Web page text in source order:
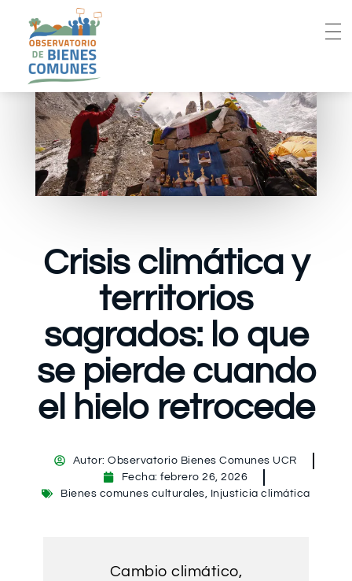
Crisis climática y
territorios
sagrados: lo que
se pierde cuando
el hielo retrocede
Autor: Observatorio Bienes Comunes UCR
Fecha: febrero 26, 2026
Bienes comunes culturales, Injusticia climática
Cambio climático,